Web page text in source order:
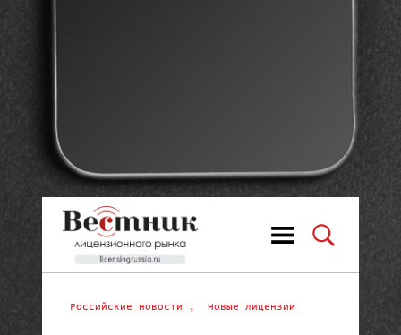
Российские новости , Новые лицензии